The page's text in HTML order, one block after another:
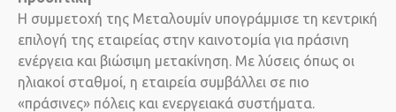
Η συμμετοχή της Μεταλουμίν υπογράμμισε τη κεντρική
επιλογή της εταιρείας στην καινοτομία για πράσινη
ενέργεια και βιώσιμη μετακίνηση. Με λύσεις όπως οι
ηλιακοί σταθμοί, η εταιρεία συμβάλλει σε πιο
«πράσινες» πόλεις και ενεργειακά συστήματα.